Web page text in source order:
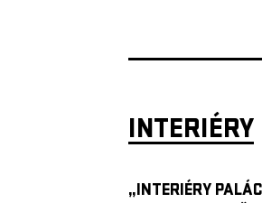
INTERIÉRY
„INTERIÉRY